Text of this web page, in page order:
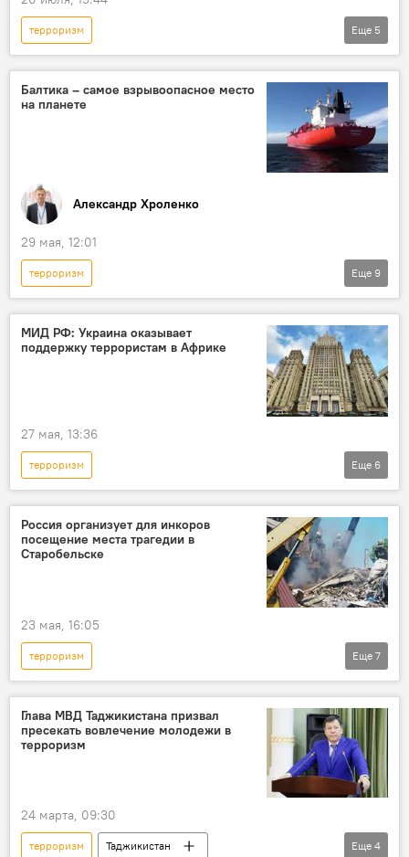
терроризм
Спецоперация России по защите Донбасса: последние новости
Украина
репрессии
Политика
конфликт
Еще 5
Балтика – самое взрывоопасное место
на планете
Александр Хроленко
29 мая, 12:01
терроризм
Спецоперация России по защите Донбасса: последние новости
Колумнисты
Аналитика
Россия
Украина
Европа и ЕС
Политика
Еще 9
МИД РФ: Украина оказывает
поддержку террористам в Африке
27 мая, 13:36
терроризм
Спецоперация России по защите Донбасса: последние новости
Политика
Армия и вооружение
Еще 6
Россия организует для инкоров
посещение места трагедии в
Старобельске
23 мая, 16:05
терроризм
Спецоперация России по защите Донбасса: последние новости
Россия
Политика
МИД РФ
Еще 7
Глава МВД Таджикистана призвал
пресекать вовлечение молодежи в
терроризм
24 марта, 09:30
терроризм
Таджикистан
Еще 4